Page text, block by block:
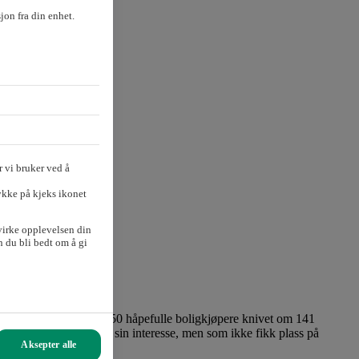
å ta og føle på da 250 håpefulle boligkjøpere knivet om 141
som hadde meldt sin interesse, men som ikke fikk plass på
fra din enhet.
vi bruker ved å
på kjeks ikonet
opplevelsen din
du bli bedt om å gi
Aksepter alle